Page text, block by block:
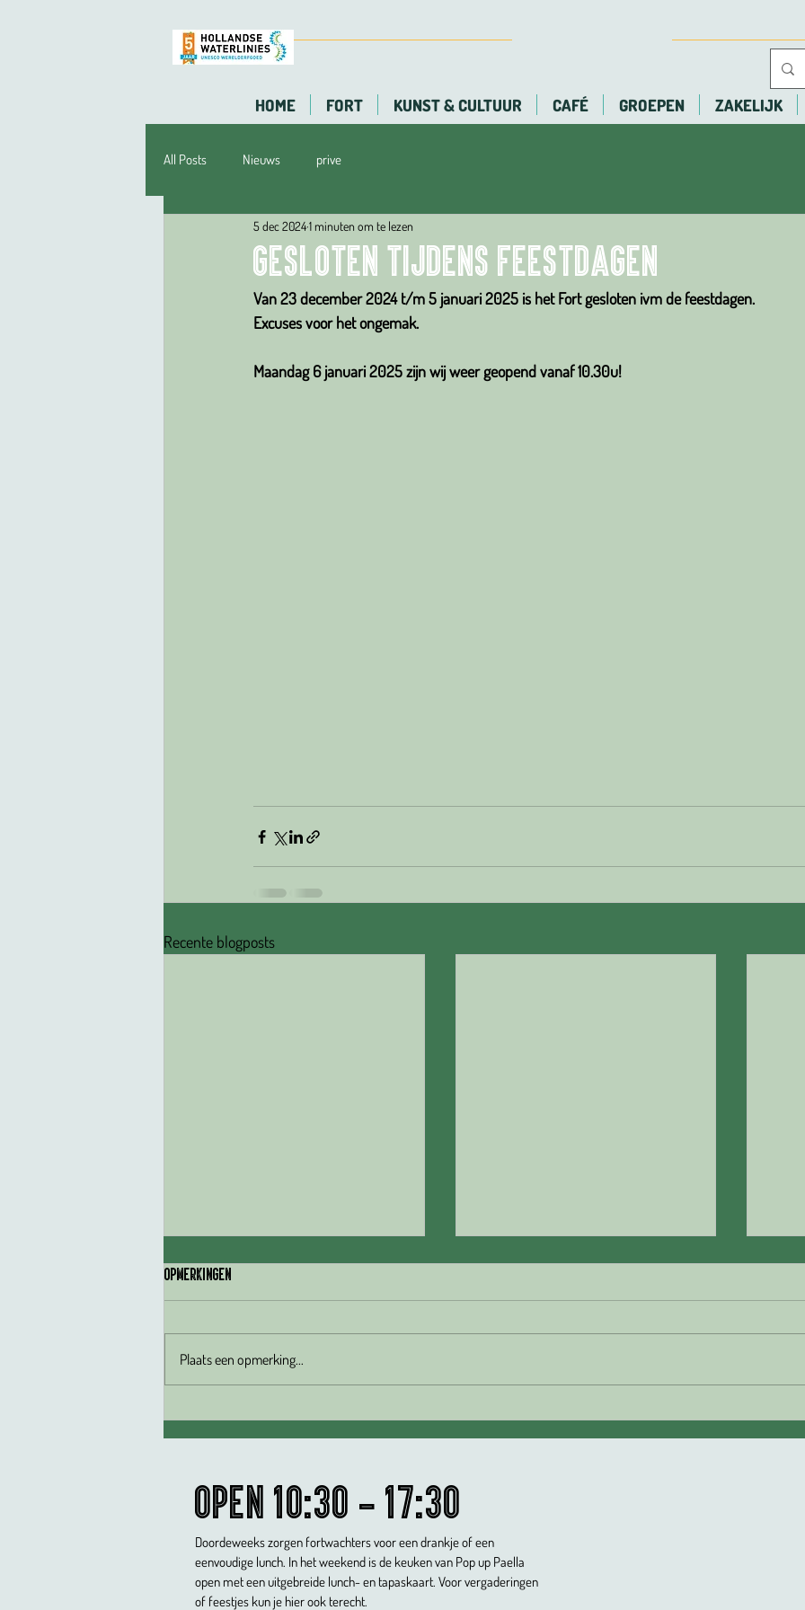
HOME FORT KUNST & CULTUUR CAFÉ GROEPEN ZAKELIJK
All Posts Nieuws prive
Gesloten tijdens feestdagen
5 dec 20241 minuten om te lezen
Van 23 december 2024 t/m 5 januari 2025 is het Fort gesloten ivm de feestdagen.
Excuses voor het ongemak.
Maandag 6 januari 2025 zijn wij weer geopend vanaf 10.30u!
Recente blogposts
Ontdekking van 2025
Opmerkingen
Plaats een opmerking...
Open 10:30 - 17:30
Doordeweeks zorgen fortwachters voor een drankje of een
eenvoudige lunch. In het weekend is de keuken van Pop up Paella
open met een uitgebreide lunch- en tapaskaart. Voor vergaderingen
of feestjes kun je hier ook terecht.